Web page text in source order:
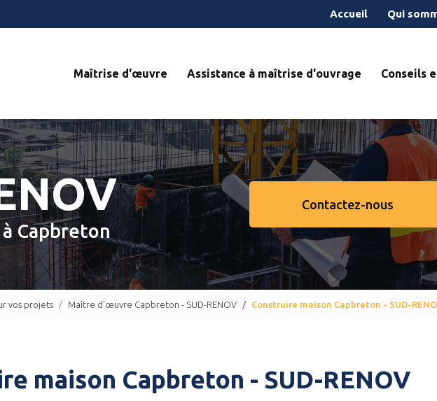
Accueil Qui
Maîtrise d'œuvre Assistance à maîtrise d'ouvrage Conseils
à Capbreton
Contactez-nous
vos projets Maître d'œuvre Capbreton - SUD-RENOV Construire maison Capbreton - SUD-
maison Capbreton - SUD-RENOV